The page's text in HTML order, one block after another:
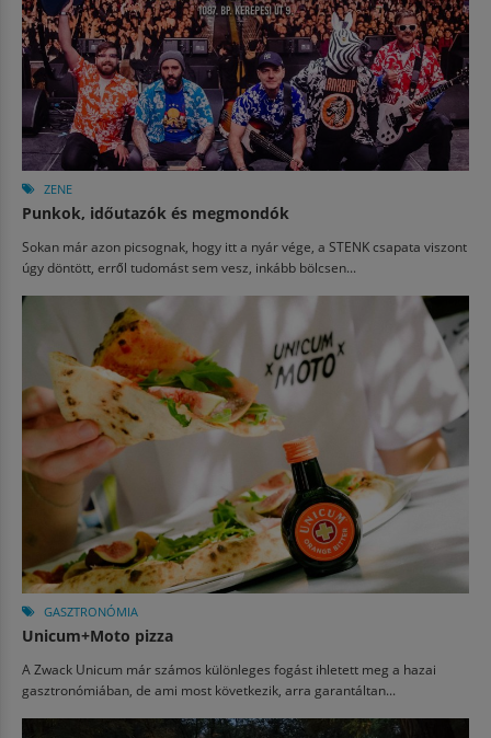
ZENE
Punkok, időutazók és megmondók
Sokan már azon picsognak, hogy itt a nyár vége, a STENK csapata viszont
úgy döntött, erről tudomást sem vesz, inkább bölcsen...
GASZTRONÓMIA
Unicum+Moto pizza
A Zwack Unicum már számos különleges fogást ihletett meg a hazai
gasztronómiában, de ami most következik, arra garantáltan...